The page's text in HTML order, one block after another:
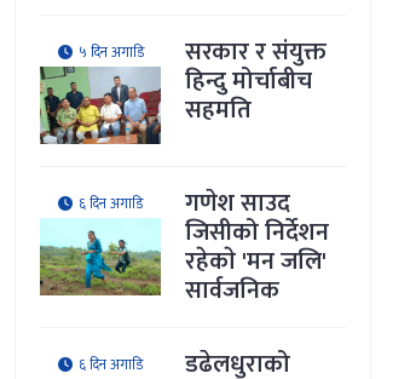
५ दिन अगाडि सरकार र संयुक्त
हिन्दु मोर्चाबीच
सहमति
६ दिन अगाडि गणेश साउद
जिसीको निर्देशन
रहेकाे 'मन जलि'
सार्वजनिक
६ दिन अगाडि डढेलधुराको